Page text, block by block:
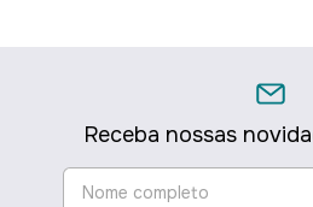
Receba nossas